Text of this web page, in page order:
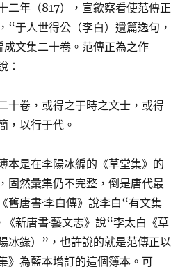
二年（817），宣歙察看使范傳正
“于人世得公（李白）遺篇逸句，
文集二十卷。范傳正為之作
：
十卷，或得之于時之文士，或得
，以行于代。
本是在李陽冰編的《草堂集》的
固然彙集仍不完整，倒是唐代最
舊唐書·李白傳》說李白“有文集
新唐書·藝文志》說“李太白《草
冰錄）”，也許說的就是范傳正以
》為藍本增訂的這個簿本。可